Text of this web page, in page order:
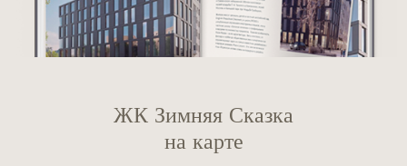
ЖК Зимняя Сказка
на карте